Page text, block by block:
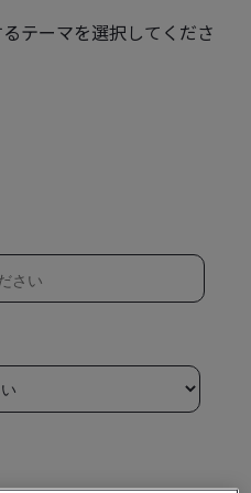
テーマを選択してくださ